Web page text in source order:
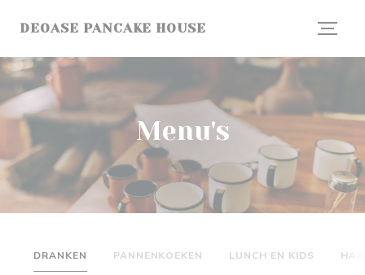
DEOASE PANCAKE HOUSE
Menu's
DRANKEN PANNENKOEKEN LUNCH EN KIDS